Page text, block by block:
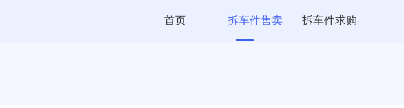
首页 拆车件售卖 拆车件求购